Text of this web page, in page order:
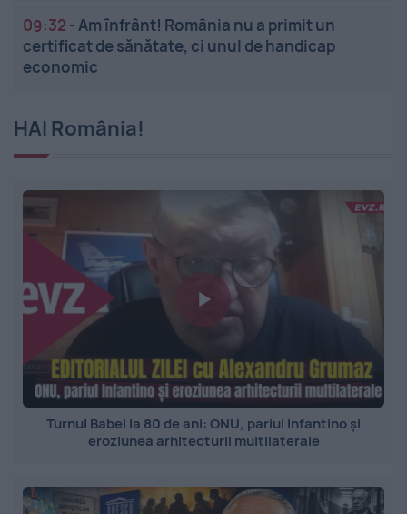
09:32 -Am înfrânt! România nu a primit un
certificat de sănătate, ci unul de handicap
economic
HAI România!
Turnul Babel la 80 de ani: ONU, pariul Infantino și
eroziunea arhitecturii multilaterale